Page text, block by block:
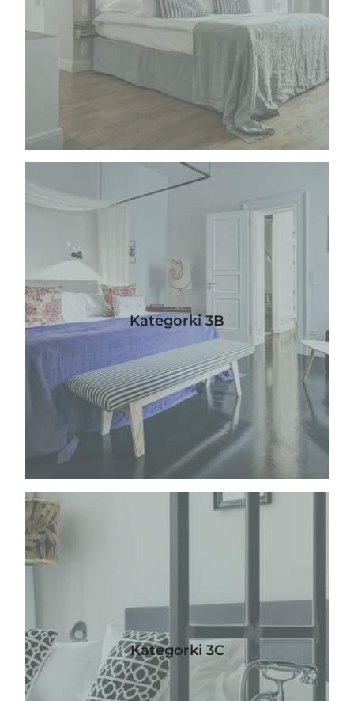
Kategorki 3B
Kategorki 3C